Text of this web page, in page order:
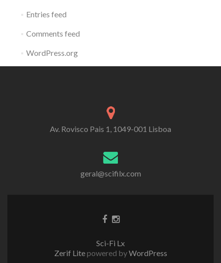
Entries feed
Comments feed
WordPress.org
Av. Rovisco Pais 1, 1049-001 Lisboa
geral@scifilx.com
Sci-Fi Lx
Zerif Litepowered byWordPress